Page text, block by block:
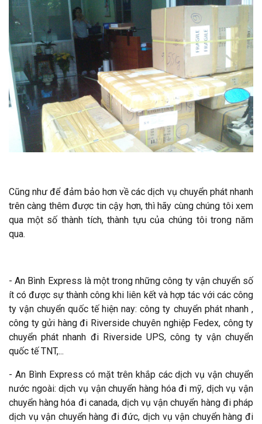
Cũng như để đảm bảo hơn về các dịch vụ chuyển phát nhanh
trên càng thêm được tin cậy hơn, thì hãy cùng chúng tôi xem
qua một số thành tích, thành tựu của chúng tôi trong năm
qua.
- An Bình Express là một trong những công ty vận chuyển số
ít có được sự thành công khi liên kết và hợp tác với các công
ty vận chuyển quốc tế hiện nay: công ty chuyển phát nhanh ,
công ty gửi hàng đi Riverside chuyên nghiệp Fedex, công ty
chuyển phát nhanh đi Riverside UPS, công ty vận chuyển
quốc tế TNT,...
- An Bình Express có mặt trên khắp các dịch vụ vận chuyển
nước ngoài: dịch vụ vận chuyển hàng hóa đi mỹ, dịch vụ vận
chuyển hàng hóa đi canada, dịch vụ vận chuyển hàng đi pháp
dịch vụ vận chuyển hàng đi đức, dịch vụ vận chuyển hàng đi